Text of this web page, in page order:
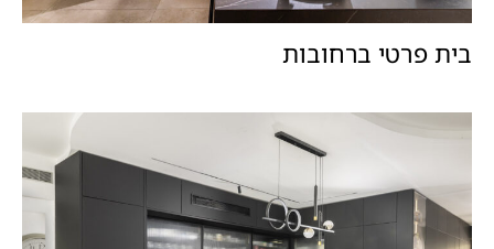
בית פרטי ברחובות